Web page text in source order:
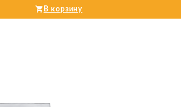
В корзину